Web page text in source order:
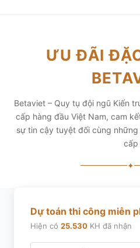
ƯU ĐÃI
Betaviet – Quy tụ đội ngũ Kiến
cấp hàng đầu Việt Nam, cam
sự tin cậy tuyệt đối cùng
cấp
✦
Dự toán thi công miễn
Hiện có 25.530 KH đã nhận